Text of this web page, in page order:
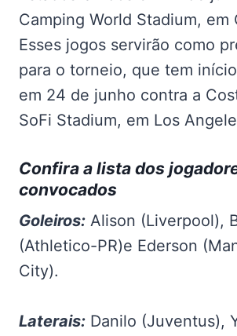
Camping World Stadium, em
Esses jogos servirão como
para o torneio, que tem
em 24 de junho contra a
SoFi Stadium, em Los
Confira a lista dos
convocados
Goleiros: Alison (Liverpool),
(Athletico-PR)e Ederson
City).
Laterais: Danilo (Juventus),